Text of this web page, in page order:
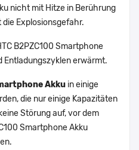
nicht mit Hitze in Berührung
Explosionsgefahr.
B2PZC100 Smartphone
Entladungszyklen erwärmt.
Akku in einige
die nur einige Kapazitäten
Störung auf, vor dem
Smartphone Akku